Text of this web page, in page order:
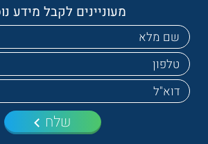
מעוניינים לקבל מידע
שלח